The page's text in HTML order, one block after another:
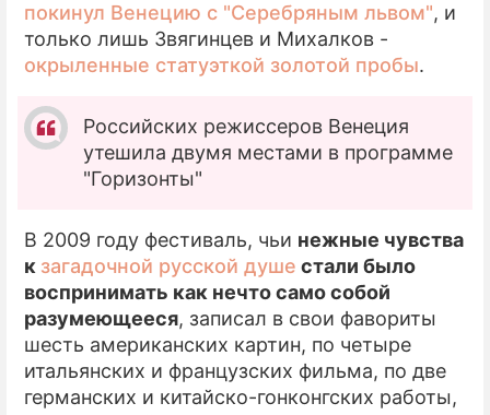
покинул Венецию с "Серебряным львом", и
только лишь Звягинцев и Михалков -
окрыленные статуэткой золотой пробы.
Российских режиссеров Венеция
утешила двумя местами в программе
"Горизонты"
В 2009 году фестиваль, чьи нежные чувства
к загадочной русской душе стали было
воспринимать как нечто само собой
разумеющееся, записал в свои фавориты
шесть американских картин, по четыре
итальянских и французских фильма, по две
германских и китайско-гонконгских работы,